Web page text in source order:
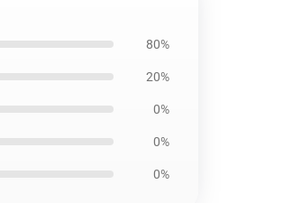
80%
20%
0%
0%
0%